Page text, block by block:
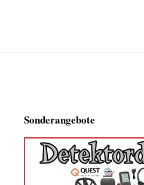
Sonderangebote